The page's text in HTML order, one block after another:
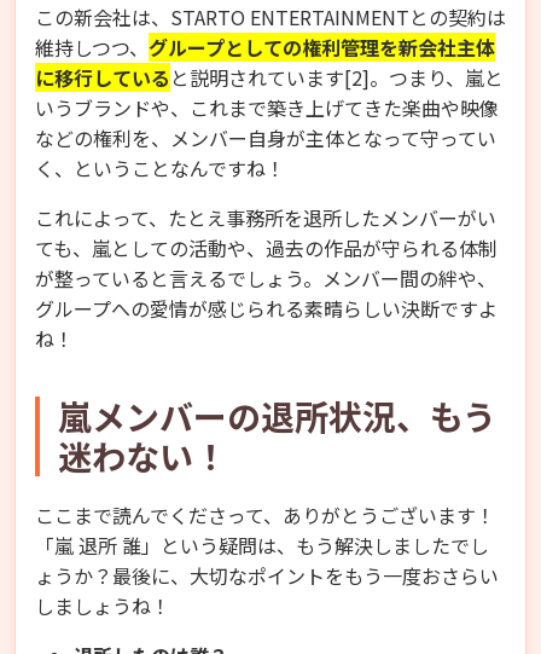
この新会社は、STARTO ENTERTAINMENTとの契約は
維持しつつ、 グループとしての権利管理を新会社主体
に移行している と説明されています[2]。つまり、嵐と
いうブランドや、これまで築き上げてきた楽曲や映像
などの権利を、メンバー自身が主体となって守ってい
く、ということなんですね！
これによって、たとえ事務所を退所したメンバーがい
ても、嵐としての活動や、過去の作品が守られる体制
が整っていると言えるでしょう。メンバー間の絆や、
グループへの愛情が感じられる素晴らしい決断ですよ
ね！
嵐メンバーの退所状況、もう
迷わない！
ここまで読んでくださって、ありがとうございます！
「嵐 退所 誰」という疑問は、もう解決しましたでし
ょうか？最後に、大切なポイントをもう一度おさらい
しましょうね！